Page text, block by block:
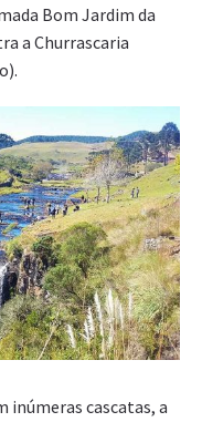
Bom Jardim da
a Churrascaria
inúmeras cascatas, a